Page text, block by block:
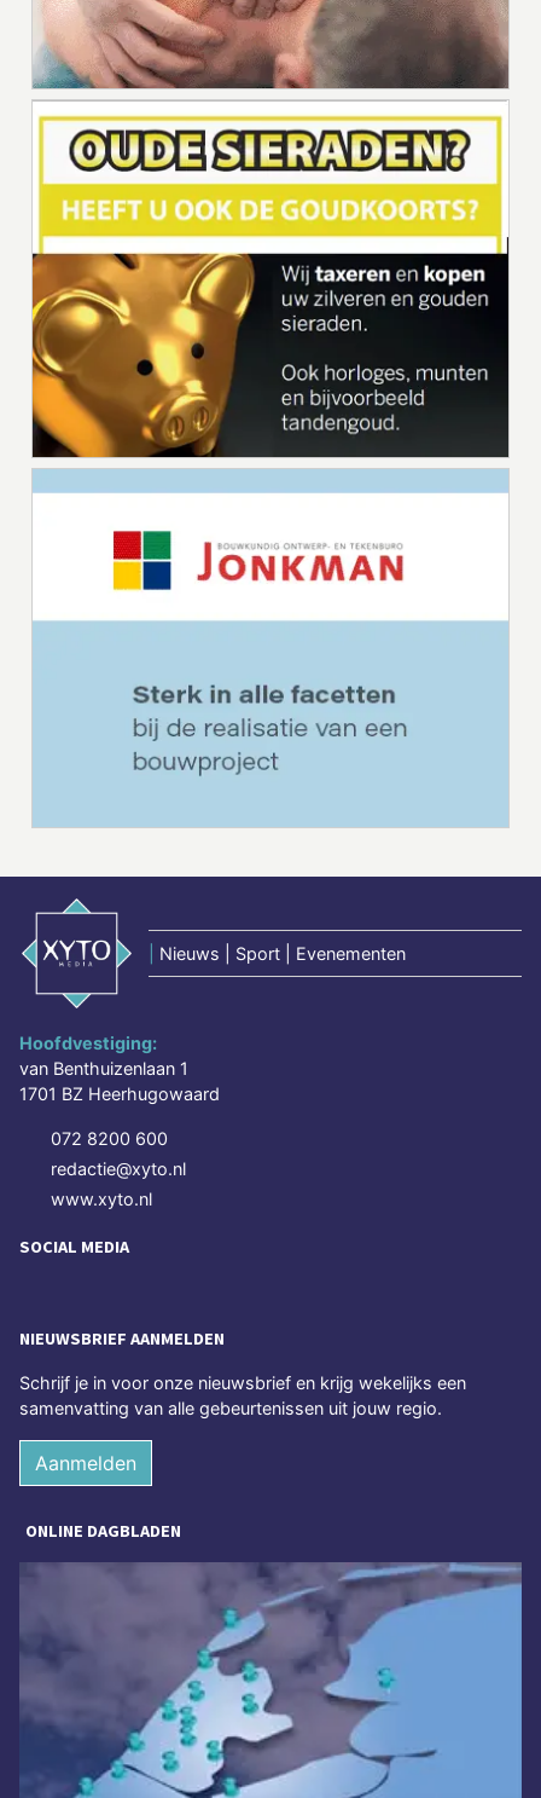
Nieuws | Sport | Evenementen
Hoofdvestiging:
van Benthuizenlaan 1
1701 BZ Heerhugowaard
072 8200 600
redactie@xyto.nl
www.xyto.nl
SOCIAL MEDIA
NIEUWSBRIEF AANMELDEN
Schrijf je in voor onze nieuwsbrief en krijg wekelijks een
samenvatting van alle gebeurtenissen uit jouw regio.
Aanmelden
ONLINE DAGBLADEN